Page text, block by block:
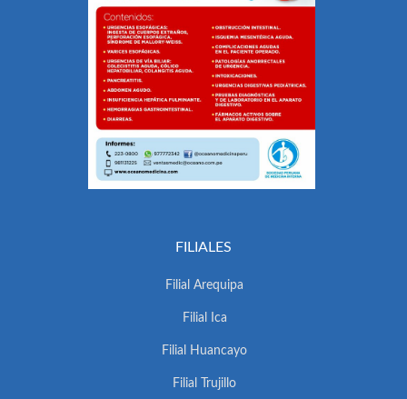
FILIALES
Filial Arequipa
Filial Ica
Filial Huancayo
Filial Trujillo